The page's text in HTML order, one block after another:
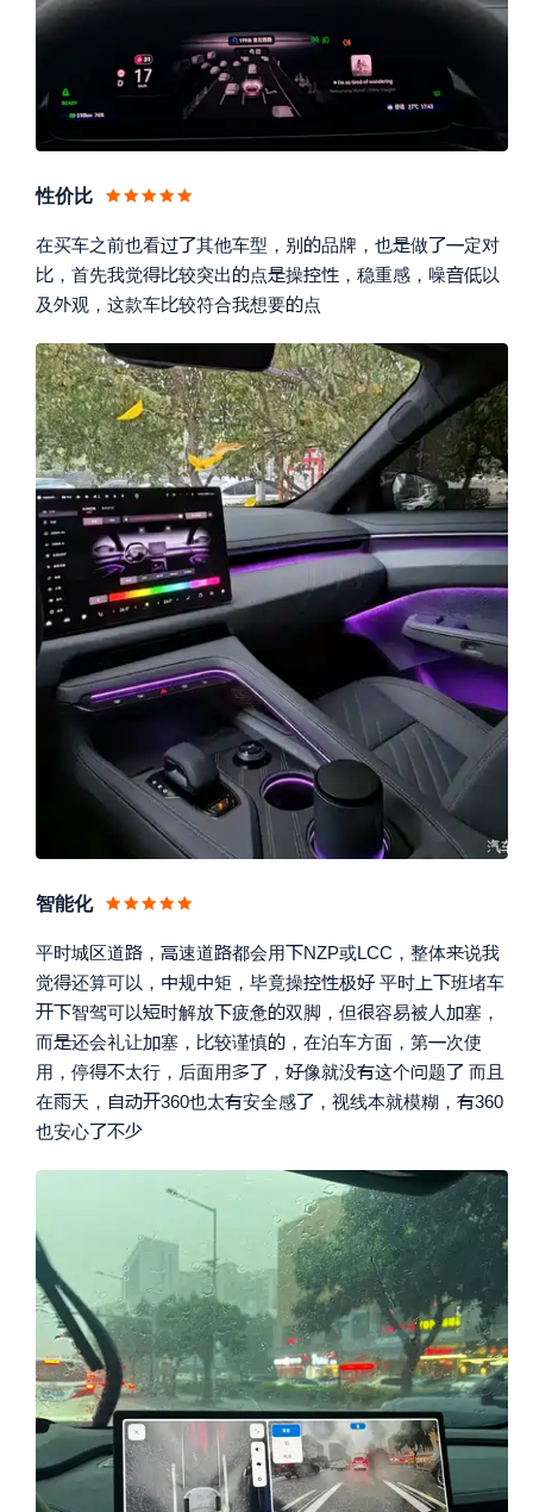
性价比
在买车之前也看其他车型，别 品牌，也做定对
 ，首先我觉较突出点操 ，稳重感，噪以
及观，这款车较符合我想要点
智能化
平时城区道 ， 速道都会用NZP或LCC，整体说我
觉还算可以， 规矩，毕竟操极 平时 班堵车
智驾可以时解放疲惫双脚，但容易被人塞，
而还会礼让塞， 较谨慎 ，在泊车方面，第次使
用，停太行，后面用 ， 像就没这个题 而且
在天， 360也太安全感 ，视线本就模糊， 360
也安心